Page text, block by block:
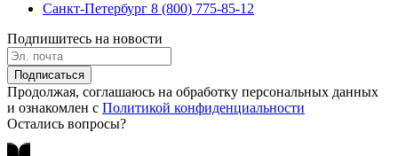
Санкт-Петербург 8 (800) 775-85-12
Подпишитесь на новости
Подписаться
Продолжая, соглашаюсь на обработку персональных данных
и ознакомлен с Политикой конфиденциальности
Остались вопросы?